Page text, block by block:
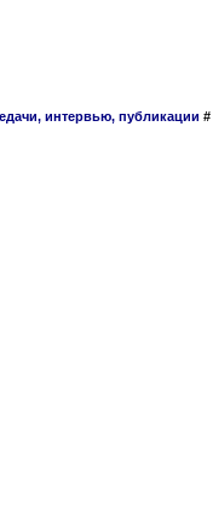
интервью, публикации #